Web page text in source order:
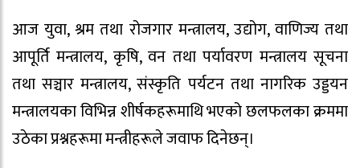
आज युवा, श्रम तथा रोजगार मन्त्रालय, उद्योग, वाणिज्य तथा
आपूर्ति मन्त्रालय, कृषि, वन तथा पर्यावरण मन्त्रालय सूचना
तथा सञ्चार मन्त्रालय, संस्कृति पर्यटन तथा नागरिक उड्डयन
मन्त्रालयका विभिन्न शीर्षकहरूमाथि भएको छलफलका क्रममा
उठेका प्रश्नहरूमा मन्त्रीहरूले जवाफ दिनेछन्।